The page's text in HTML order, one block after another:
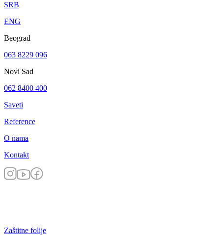
SRB
ENG
Beograd
063 8229 096
Novi Sad
062 8400 400
Saveti
Reference
O nama
Kontakt
Zaštitne folije